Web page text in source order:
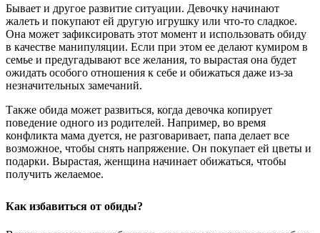
Бывает и другое развитие ситуации. Девочку начинают
жалеть и покупают ей другую игрушку или что-то сладкое.
Она может зафиксировать этот момент и использовать обиду
в качестве манипуляции. Если при этом ее делают кумиром в
семье и предугадывают все желания, то вырастая она будет
ожидать особого отношения к себе и обижаться даже из-за
незначительных замечаний.
Также обида может развиться, когда девочка копирует
поведение одного из родителей. Например, во время
конфликта мама дуется, не разговаривает, папа делает все
возможное, чтобы снять напряжение. Он покупает ей цветы и
подарки. Вырастая, женщина начинает обижаться, чтобы
получить желаемое.
Как избавиться от обиды?